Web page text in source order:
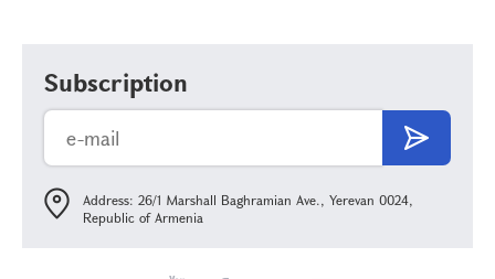
Subscription
Address: 26/1 Marshall Baghramian Ave., Yerevan 0024,
Republic of Armenia